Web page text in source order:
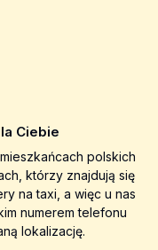
Ciebie
polskich
którzy znajdują się
na taxi, a więc u nas
numerem telefonu
lokalizację.